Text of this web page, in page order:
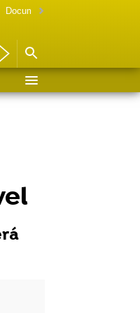
Documental Las chicas Gilmore